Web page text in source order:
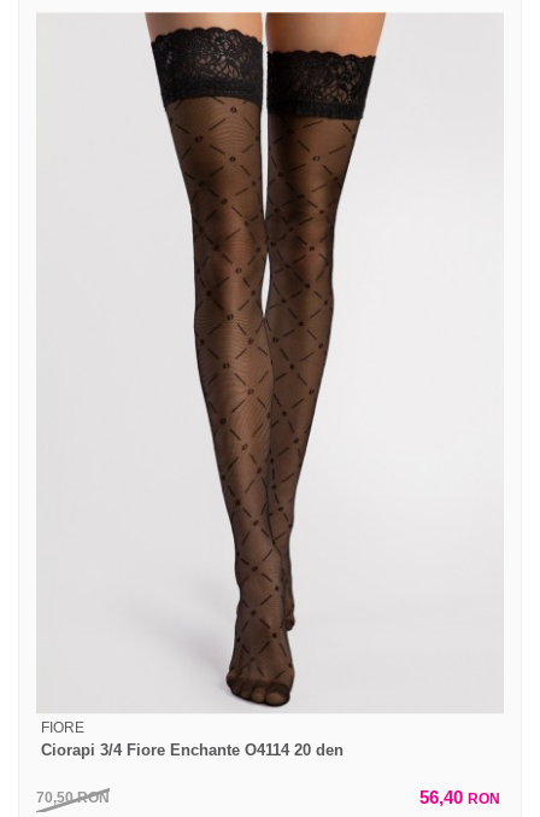
FIORE
Ciorapi 3/4 Fiore Enchante O4114 20 den
70,50RON 56,40 RON